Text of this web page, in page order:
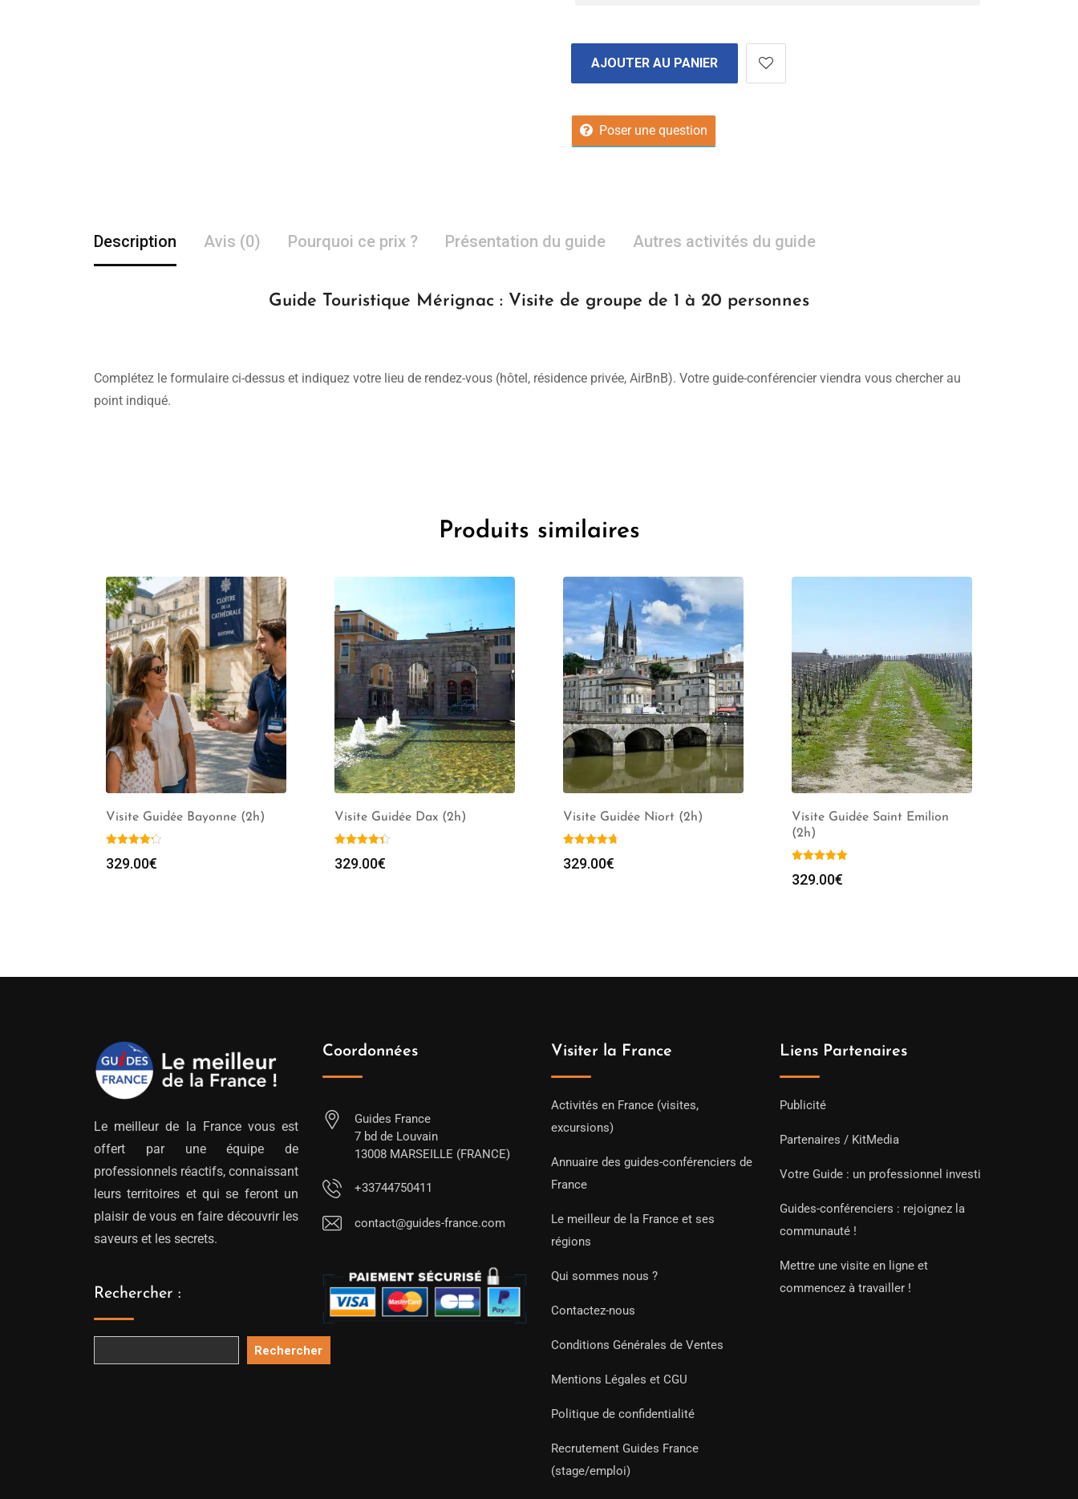
AJOUTER AU PANIER
Poser une question
Description Avis (0) Pourquoi ce prix ? Présentation du guide Autres activités du guide
Guide Touristique Mérignac : Visite de groupe de 1 à 20 personnes
Complétez le formulaire ci-dessus et indiquez votre lieu de rendez-vous (hôtel, résidence privée, AirBnB). Votre guide-conférencier viendra vous chercher au
point indiqué.
Produits similaires
Visite Guidée Bayonne (2h)
329.00€
Visite Guidée Dax (2h)
329.00€
Visite Guidée Niort (2h)
329.00€
Visite Guidée Saint Emilion
(2h)
329.00€
Le meilleur de la France vous est
offert par une équipe de
professionnels réactifs, connaissant
leurs territoires et qui se feront un
plaisir de vous en faire découvrir les
saveurs et les secrets.
Rechercher :
Rechercher
Coordonnées
Guides France
7 bd de Louvain
13008 MARSEILLE (FRANCE)
+33744750411
contact@guides-france.com
Visiter la France
Activités en France (visites,
excursions)
Annuaire des guides-conférenciers de
France
Le meilleur de la France et ses
régions
Qui sommes nous ?
Contactez-nous
Conditions Générales de Ventes
Mentions Légales et CGU
Politique de confidentialité
Recrutement Guides France
(stage/emploi)
Liens Partenaires
Publicité
Partenaires / KitMedia
Votre Guide : un professionnel investi
Guides-conférenciers : rejoignez la
communauté !
Mettre une visite en ligne et
commencez à travailler !